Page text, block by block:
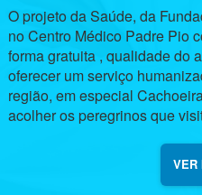
O projeto da Saúde, da
no Centro Médico Padre Pio
forma gratuita , qualidade do
oferecer um serviço
região, em especial
acolher os peregrinos que
VER